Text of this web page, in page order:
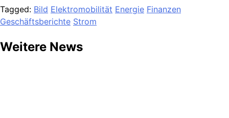
Tagged: Bild Elektromobilität Energie Finanzen
Geschäftsberichte Strom
Weitere News